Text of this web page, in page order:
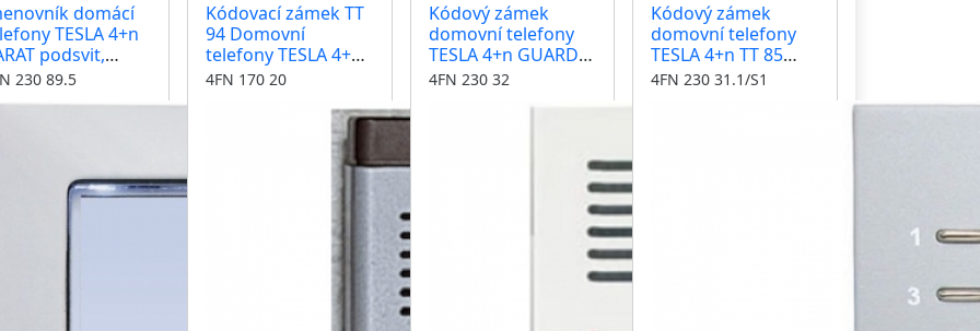
domácí
TESLA 4+n
podsvit,
nerez inox
230 89.5
Kódovací zámek TT
94 Domovní
telefony TESLA 4+n
ovládání jeden
4FN 170 20
Kódový zámek
domovní telefony
TESLA 4+n GUARD
ovládání jeden
4FN 230 32
Kódový zámek
domovní telefony
TESLA 4+n TT 85
tlačítko pro
4FN 230 31.1/S1